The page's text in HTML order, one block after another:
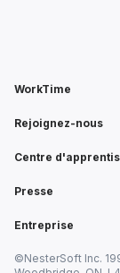
WorkTime
Rejoignez-nous
Centre
Presse
Entreprise
©NesterSoft Inc.